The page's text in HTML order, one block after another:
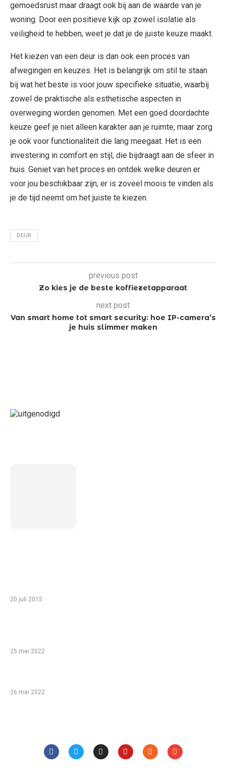
gemoedsrust maar draagt ook bij aan de waarde van je
woning. Door een positieve kijk op zowel isolatie als
veiligheid te hebben, weet je dat je de juiste keuze maakt.
Het kiezen van een deur is dan ook een proces van
afwegingen en keuzes. Het is belangrijk om stil te staan
bij wat het beste is voor jouw specifieke situatie, waarbij
zowel de praktische als esthetische aspecten in
overweging worden genomen. Met een goed doordachte
keuze geef je niet alleen karakter aan je ruimte, maar zorg
je ook voor functionaliteit die lang meegaat. Het is een
investering in comfort en stijl, die bijdraagt aan de sfeer in
huis. Geniet van het proces en ontdek welke deuren er
voor jou beschikbaar zijn; er is zoveel moois te vinden als
je de tijd neemt om het juiste te kiezen.
DEUR
previous post
Zo kies je de beste koffiezetapparaat
next post
Van smart home tot smart security: hoe IP-camera’s
je huis slimmer maken
20 juli 2015
25 mei 2022
26 mei 2022